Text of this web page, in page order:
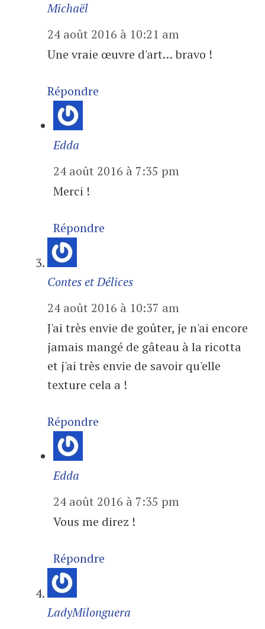
Michaël
24 août 2016 à 10:21 am
Une vraie œuvre d'art… bravo !
Répondre
Edda
24 août 2016 à 7:35 pm
Merci !
Répondre
Contes et Délices
24 août 2016 à 10:37 am
J'ai très envie de goûter, je n'ai encore
jamais mangé de gâteau à la ricotta
et j'ai très envie de savoir qu'elle
texture cela a !
Répondre
Edda
24 août 2016 à 7:35 pm
Vous me direz !
Répondre
LadyMilonguera